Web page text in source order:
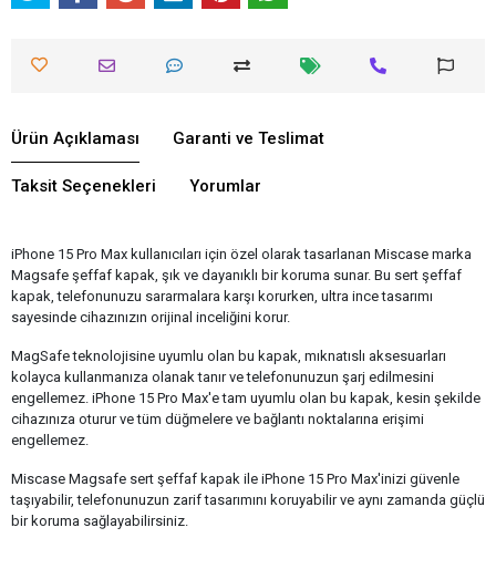
Ürün Açıklaması Garanti ve Teslimat
Taksit Seçenekleri Yorumlar
iPhone 15 Pro Max kullanıcıları için özel olarak tasarlanan Miscase marka
Magsafe şeffaf kapak, şık ve dayanıklı bir koruma sunar. Bu sert şeffaf
kapak, telefonunuzu sararmalara karşı korurken, ultra ince tasarımı
sayesinde cihazınızın orijinal inceliğini korur.
MagSafe teknolojisine uyumlu olan bu kapak, mıknatıslı aksesuarları
kolayca kullanmanıza olanak tanır ve telefonunuzun şarj edilmesini
engellemez. iPhone 15 Pro Max'e tam uyumlu olan bu kapak, kesin şekilde
cihazınıza oturur ve tüm düğmelere ve bağlantı noktalarına erişimi
engellemez.
Miscase Magsafe sert şeffaf kapak ile iPhone 15 Pro Max'inizi güvenle
taşıyabilir, telefonunuzun zarif tasarımını koruyabilir ve aynı zamanda güçlü
bir koruma sağlayabilirsiniz.